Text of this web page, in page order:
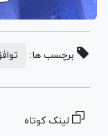
برچسب ها:
لینک کوتاه